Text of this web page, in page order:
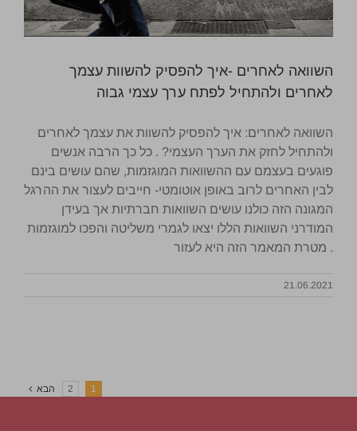
השוואה לאחרים -איך להפסיק להשוות עצמך
לאחרים ולהתחיל לפתח ערך עצמי גבוה
השוואה לאחרים: איך להפסיק להשוות את עצמך לאחרים
ולהתחיל לחזק את הערך העצמי? . כל כך הרבה אנשים
פוגעים בעצמם עם ההשוואות המוגזמות, שהם עושים בינם
לבין האחרים לרוב באופן אוטומטי- חייבים לעצור את ההרגל
המגונה הזה כולנו עושים השוואות חברתיות אך בעידן
המודרני השוואות הללו יצאו לגמרי משליטה והפכו למוגזמות
. מטרת המאמר הזה היא לעזור
21.06.2021
1
2 הבא